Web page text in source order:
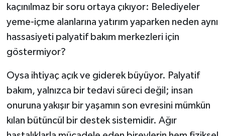
kaçınılmaz bir soru ortaya çıkıyor: Belediyeler
yeme-içme alanlarına yatırım yaparken neden aynı
hassasiyeti palyatif bakım merkezleri için
göstermiyor?
Oysa ihtiyaç açık ve giderek büyüyor. Palyatif
bakım, yalnızca bir tedavi süreci değil; insan
onuruna yakışır bir yaşamın son evresini mümkün
kılan bütüncül bir destek sistemidir. Ağır